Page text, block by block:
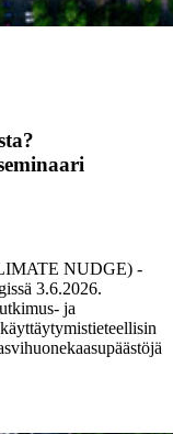
NUDGE) -
3.6.2026.
ja